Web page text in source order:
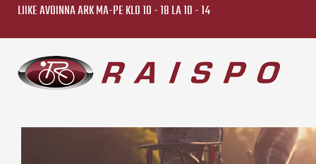
LIIKE AVOINNA ARK MA-PE KLO 10 - 18 LA 10 - 14